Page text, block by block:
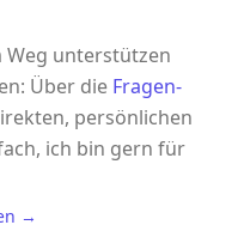
Weg unterstützen
Über die Fragen-
persönlichen
ich bin gern für
→